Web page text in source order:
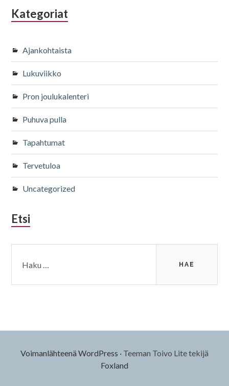
Kategoriat
Ajankohtaista
Lukuviikko
Pron joulukalenteri
Puhuva pulla
Tapahtumat
Tervetuloa
Uncategorized
Etsi
Voimanlähteenä WordPress · Teeman Toivo Lite tekijä
Foxland